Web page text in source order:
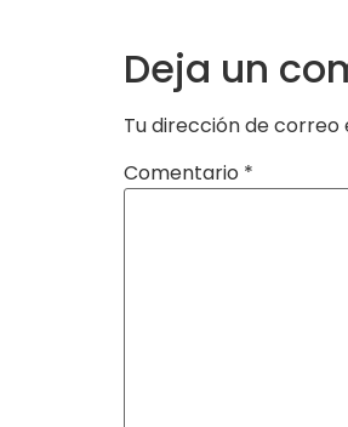
Deja un
Tu dirección de
Comentario *